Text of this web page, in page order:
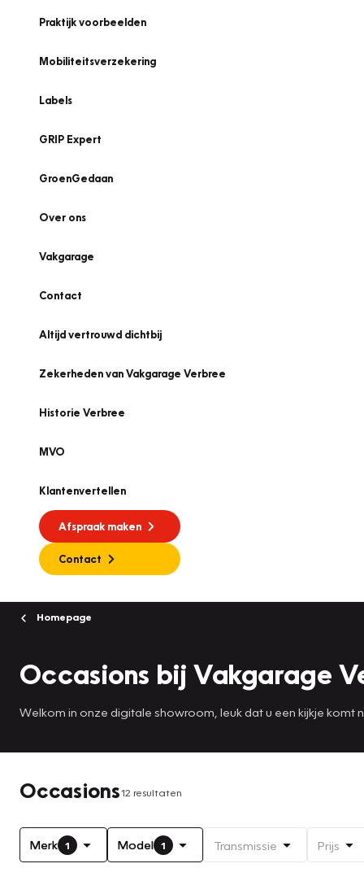
Praktijk voorbeelden
Mobiliteitsverzekering
Labels
GRIP Expert
GroenGedaan
Over ons
Vakgarage
Contact
Altijd vertrouwd dichtbij
Zekerheden van Vakgarage Verbree
Historie Verbree
MVO
Klantenvertellen
Afspraak maken
Contact
Homepage
Occasions bij Vakgarage
Welkom in onze digitale showroom, leuk dat u een kijkje komt
Occasions12 resultaten
Merk 1 Model 1 Transmissie Prijs